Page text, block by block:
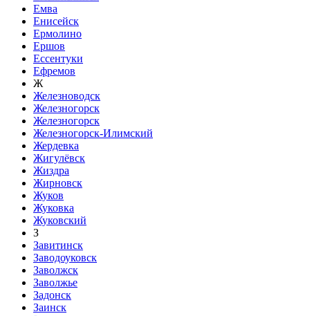
Емва
Енисейск
Ермолино
Ершов
Ессентуки
Ефремов
Ж
Железноводск
Железногорск
Железногорск
Железногорск-Илимский
Жердевка
Жигулёвск
Жиздра
Жирновск
Жуков
Жуковка
Жуковский
З
Завитинск
Заводоуковск
Заволжск
Заволжье
Задонск
Заинск